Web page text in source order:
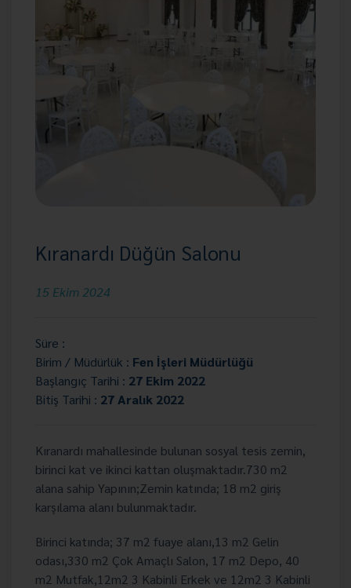
Kıranardı Düğün Salonu
15 Ekim 2024
Süre :
Birim / Müdürlük : Fen İşleri Müdürlüğü
Başlangıç Tarihi : 27 Ekim 2022
Bitiş Tarihi : 27 Aralık 2022
Kıranardı mahallesinde bulunan sosyal tesis zemin,
birinci kat ve ikinci kattan oluşmaktadır.730 m2
alana sahip Yapının;Zemin katında; 18 m2 giriş
karşılama alanı bulunmaktadır.
Birinci katında; 37 m2 fuaye alanı,13 m2 Gelin
odası,330 m2 Çok Amaçlı Salon, 17 m2 Depo, 40
m2 Mutfak,12m2 3 Kabinli Erkek ve 12m2 3 Kabinli